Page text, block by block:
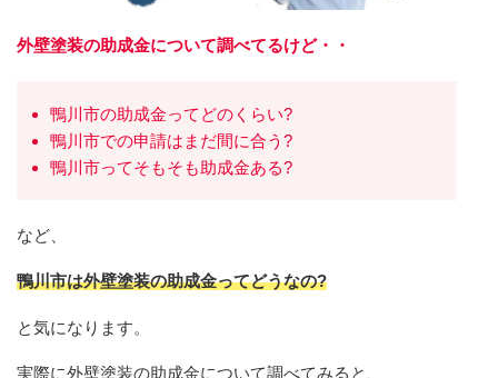
外壁塗装の助成金について調べてるけど・・
鴨川市の助成金ってどのくらい?
鴨川市での申請はまだ間に合う?
鴨川市ってそもそも助成金ある?
など、
鴨川市は外壁塗装の助成金ってどうなの?
と気になります。
実際に外壁塗装の助成金について調べてみると、